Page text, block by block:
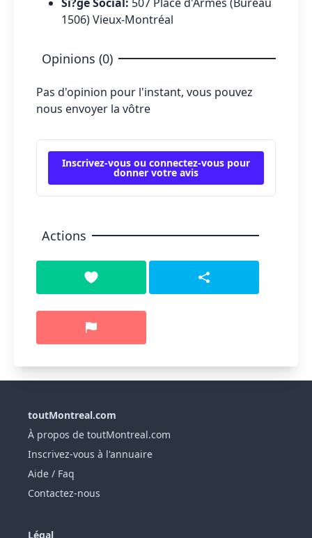
1506) Vieux-Montréal
Opinions (0)
Pas d'opinion pour l'instant, vous pouvez
nous envoyer la vôtre
Inscrivez-vous ou connectez-vous pour
donner votre avis
Actions
toutMontreal.com
À propos de toutMontreal.com
Inscrivez-vous à l'annuaire
Aide / Faq
Contactez-nous
Légal